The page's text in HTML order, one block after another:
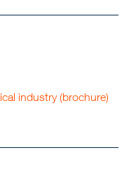
industry (brochure)